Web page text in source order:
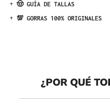
+ 🤠 GUÍA DE TALLAS
+ 💯 GORRAS 100% ORIGINALES
¿POR QUÉ